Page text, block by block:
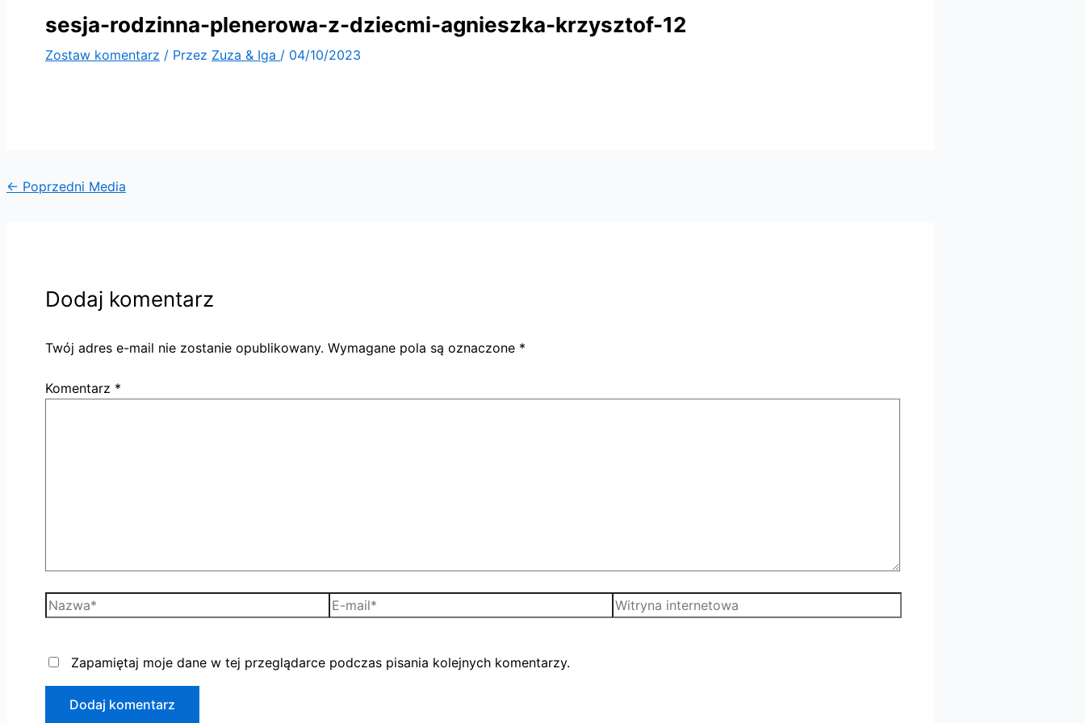
sesja-rodzinna-plenerowa-z-dziecmi-agnieszka-krzysztof-12
Zostaw komentarz / Przez Zuza & Iga / 04/10/2023
← Poprzedni Media
Dodaj komentarz
Twój adres e-mail nie zostanie opublikowany. Wymagane pola są oznaczone *
Komentarz *
Zapamiętaj moje dane w tej przeglądarce podczas pisania kolejnych komentarzy.